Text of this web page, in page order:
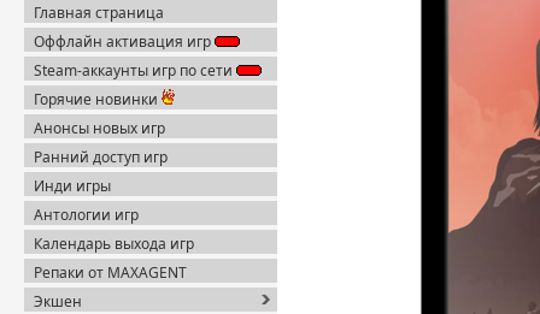
Главная страница
Оффлайн активация игр
Steam-аккаунты игр по сети
Горячие новинки
Анонсы новых игр
Ранний доступ игр
Инди игры
Антологии игр
Календарь выхода игр
Репаки от MAXAGENT
Экшен